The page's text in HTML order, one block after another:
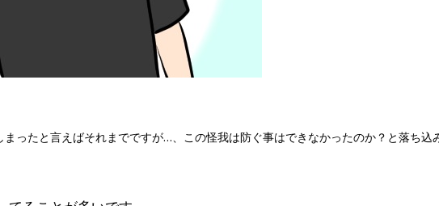
ったと言えばそれまでですが…、この怪我は防ぐ事はできなかったのか？と落ち込